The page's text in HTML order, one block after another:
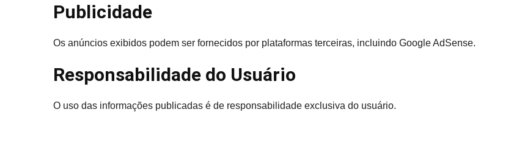
Publicidade
Os anúncios exibidos podem ser fornecidos por plataformas terceiras, incluindo Google AdSense.
Responsabilidade do Usuário
O uso das informações publicadas é de responsabilidade exclusiva do usuário.